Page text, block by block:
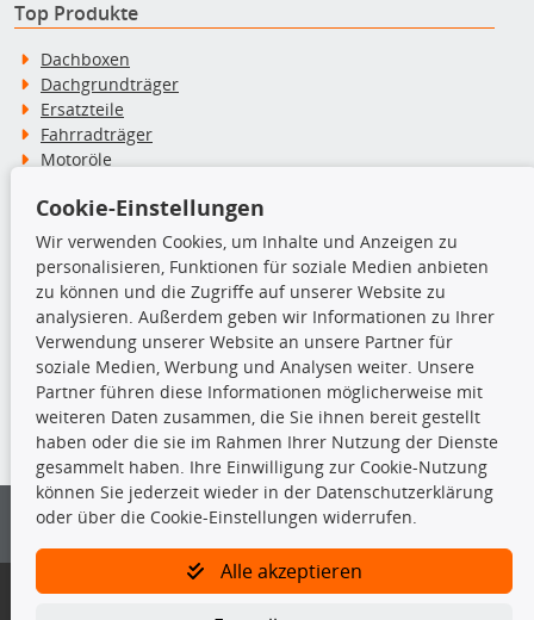
Top Produkte
Dachboxen
Dachgrundträger
Ersatzteile
Fahrradträger
Motoröle
Schneeketten
TecDoc Inside
Die hier angezeigten Daten insbesondere die gesamte Datenbank dürfen
nicht kopiert werden.
Es ist zu unterlassen, die Daten oder die gesamte Datenbank ohne
vorherige Zustimmung von TecDoc zu vervielfältigen, zu verbreiten
und/oder diese Handlungen durch Dritte ausführen zu lassen. Ein
Bitte prüfen Sie, ob das über unseren Onlineshop identifizierte Ersatzteil
Cookie-Einstellungen
Wir verwenden Cookies, um Inhalte und Anzeigen zu
personalisieren, Funktionen für soziale Medien anbieten
zu können und die Zugriffe auf unserer Website zu
analysieren. Außerdem geben wir Informationen zu Ihrer
Verwendung unserer Website an unsere Partner für
soziale Medien, Werbung und Analysen weiter. Unsere
Partner führen diese Informationen möglicherweise mit
weiteren Daten zusammen, die Sie ihnen bereit gestellt
haben oder die sie im Rahmen Ihrer Nutzung der Dienste
gesammelt haben. Ihre Einwilligung zur Cookie-Nutzung
können Sie jederzeit wieder in der Datenschutzerklärung
oder über die Cookie-Einstellungen widerrufen.
Alle akzeptieren